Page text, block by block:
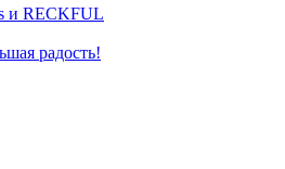
и RECKFUL
радость!